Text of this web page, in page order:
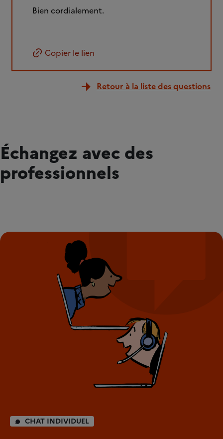
Bien cordialement.
Copier le lien
Retour à la liste des questions
Échangez avec des
professionnels
CHAT INDIVIDUEL